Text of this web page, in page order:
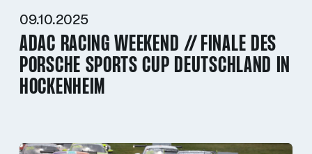
09.10.2025
ADAC RACING WEEKEND // FINALE DES
PORSCHE SPORTS CUP DEUTSCHLAND IN
HOCKENHEIM